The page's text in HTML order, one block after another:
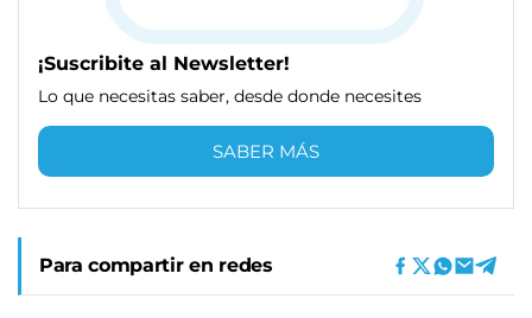
¡Suscribite al Newsletter!
Lo que necesitas saber, desde donde necesites
SABER MÁS
Para compartir en redes